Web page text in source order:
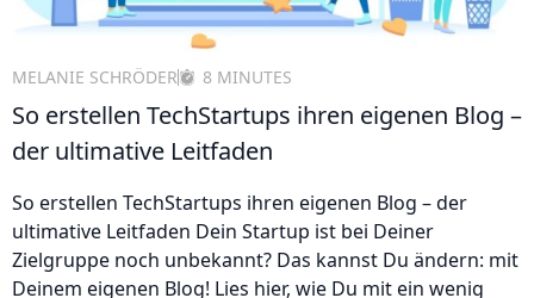
MELANIE SCHRÖDER 8 MINUTES
So erstellen TechStartups ihren eigenen Blog –
der ultimative Leitfaden
So erstellen TechStartups ihren eigenen Blog – der
ultimative Leitfaden Dein Startup ist bei Deiner
Zielgruppe noch unbekannt? Das kannst Du ändern: mit
Deinem eigenen Blog! Lies hier, wie Du mit ein wenig